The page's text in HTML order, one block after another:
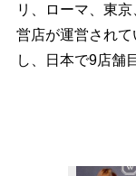
リ、ローマ、東
営店が運営され
し、日本で9店舗